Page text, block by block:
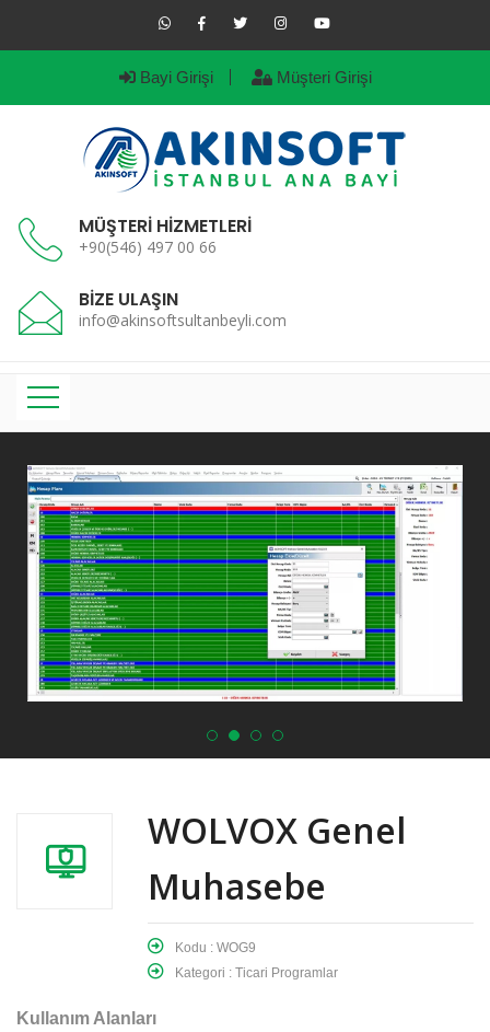
Bayi Girişi Müşteri Girişi
MÜŞTERİ HİZMETLERİ
+90(546) 497 00 66
BİZE ULAŞIN
info@akinsoftsultanbeyli.com
WOLVOX Genel
Muhasebe
Kodu : WOG9
Kategori : Ticari Programlar
Kullanım Alanları